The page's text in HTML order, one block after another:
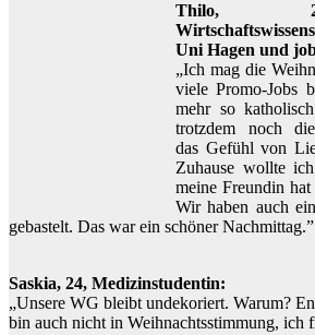
Thilo,
Uni Hagen und
„Ich mag die
viele Promo-Jobs
mehr so
trotzdem noch die
das Gefühl von
Zuhause wollte
meine Freundin
Wir haben auch
gebastelt. Das war ein schöner Nachmittag.”
Saskia, 24, Medizinstudentin:
„Unsere WG bleibt undekoriert. Warum?
bin auch nicht in Weihnachtsstimmung, ich